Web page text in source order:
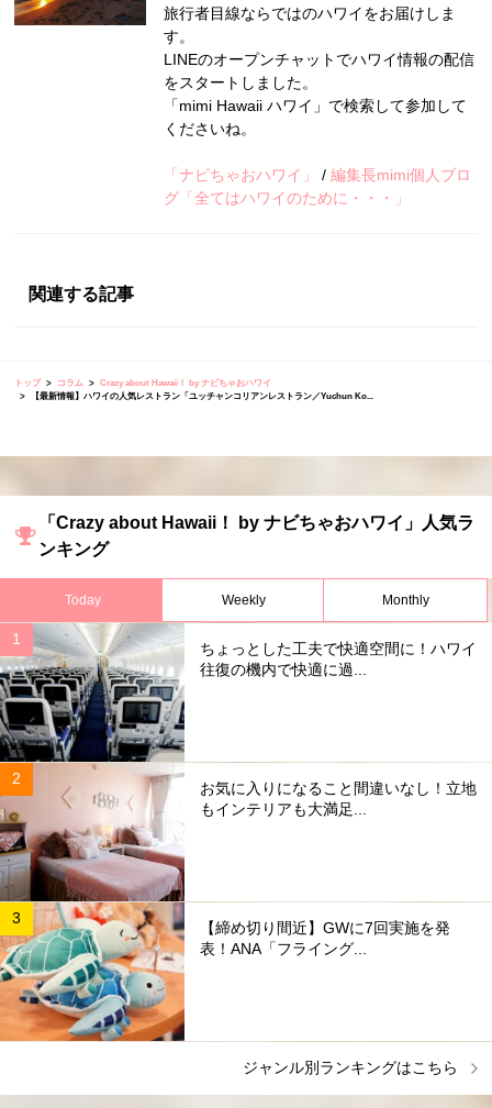
旅行者目線ならではのハワイをお届けしま
す。
LINEのオープンチャットでハワイ情報の配信
をスタートしました。
「mimi Hawaii ハワイ」で検索して参加して
くださいね。
「ナビちゃおハワイ」 /編集長mimi個人ブロ
グ「全てはハワイのために・・・」
関連する記事
トップ コラム
Crazy about Hawaii！ by ナビちゃおハワイ
【最新情報】ハワイの人気レストラン「ユッチャンコリアンレストラン／Yuchun Ko...
「Crazy about Hawaii！ by ナビちゃおハワイ」人気ラ
ンキング
Today Weekly Monthly
ちょっとした工夫で快適空間に！ハワイ
往復の機内で快適に過...
お気に入りになること間違いなし！立地
もインテリアも大満足...
【締め切り間近】GWに7回実施を発
表！ANA「フライング...
ジャンル別ランキングはこちら